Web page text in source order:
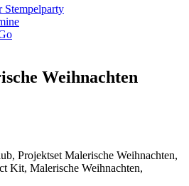
Stempelparty
Weihnachten